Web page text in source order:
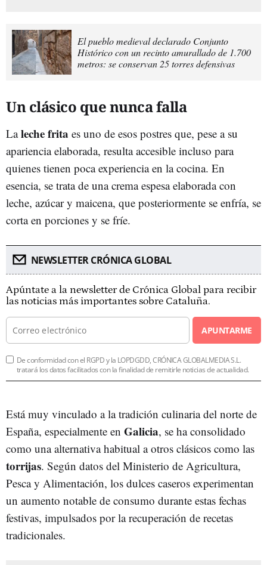
El pueblo medieval declarado Conjunto
Histórico con un recinto amurallado de 1.700
metros: se conservan 25 torres defensivas
Un clásico que nunca falla
Lalechefrita es uno de esos postres que, pese a su
apariencia elaborada, resulta accesible incluso para
quienes tienen poca experiencia en la cocina. En
esencia, se trata de una crema espesa elaborada con
leche, azúcar y maicena, que posteriormente se enfría, se
corta en porciones y se fríe.
NEWSLETTER CRÓNICA GLOBAL
Apúntate a la newsletter de Crónica Global para recibir
las noticias más importantes sobre Cataluña.
APUNTARME
De conformidad con el RGPD y la LOPDGDD, CRÓNICA GLOBALMEDIA S.L.
tratará los datos facilitados con la finalidad de remitirle noticias de actualidad.
Está muy vinculado a la tradición culinaria del norte de
España, especialmente en Galicia, se ha consolidado
como una alternativa habitual a otros clásicos como las
torrijas. Según datos del Ministerio de Agricultura,
Pesca y Alimentación, los dulces caseros experimentan
un aumento notable de consumo durante estas fechas
festivas, impulsados por la recuperación de recetas
tradicionales.